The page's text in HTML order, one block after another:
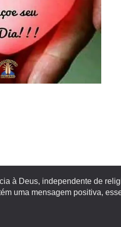
à Deus, independente de
uma mensagem positiva,